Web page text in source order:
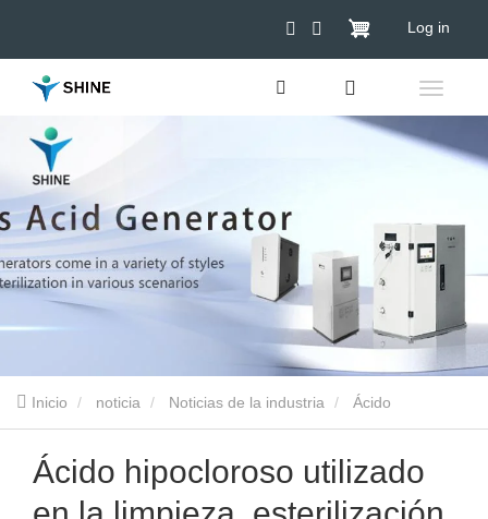
Log in
Inicio noticia Noticias de la industria
hipocloroso utilizado en la limpieza, esterilización y conservación
del procesamiento de frutas y verduras
Ácido hipocloroso utilizado